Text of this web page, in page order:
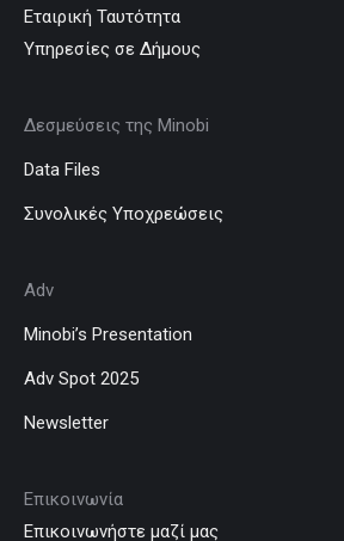
Εταιρική Ταυτότητα
Υπηρεσίες σε Δήμους
Δεσμεύσεις της Minobi
Data Files
Συνολικές Υποχρεώσεις
Adv
Minobi’s Presentation
Adv Spot 2025
Newsletter
Επικοινωνία
Επικοινωνήστε μαζί μας